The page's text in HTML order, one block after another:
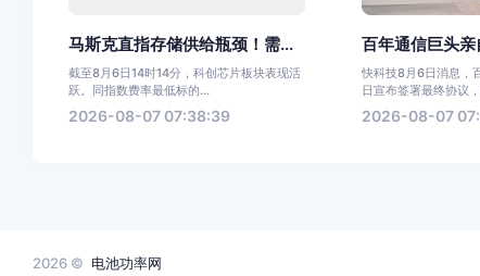
马斯克直指存储供给瓶颈！需...
截至8月6日14时14分，科创芯片板块表现活
跃。同指数费率最低标的...
2026-08-07 07:38:39
百年通信巨头
快科技8月6日消息，
日宣布签署最终协议
2026-08-07
2026 © 电池功率网